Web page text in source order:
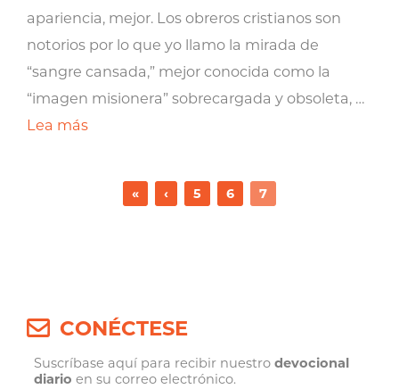
apariencia, mejor. Los obreros cristianos son
notorios por lo que yo llamo la mirada de
“sangre cansada,” mejor conocida como la
“imagen misionera” sobrecargada y obsoleta, …
Lea más
« ‹ 5 6 7
CONÉCTESE
Suscríbase aquí para recibir nuestrodevocional
diario en su correo electrónico.